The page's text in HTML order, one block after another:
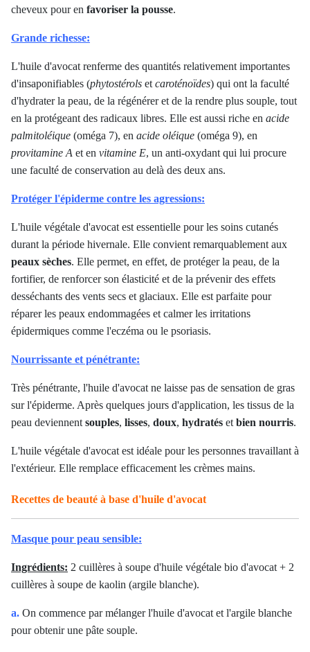
cheveux pour en favoriser la pousse.
Grande richesse:
L'huile d'avocat renferme des quantités relativement importantes
d'insaponifiables (phytostérols et caroténoïdes) qui ont la faculté
d'hydrater la peau, de la régénérer et de la rendre plus souple, tout
en la protégeant des radicaux libres. Elle est aussi riche en acide
palmitoléique (oméga 7), en acide oléique (oméga 9), en
provitamine A et en vitamine E, un anti-oxydant qui lui procure
une faculté de conservation au delà des deux ans.
Protéger l'épiderme contre les agressions:
L'huile végétale d'avocat est essentielle pour les soins cutanés
durant la période hivernale. Elle convient remarquablement aux
peaux sèches. Elle permet, en effet, de protéger la peau, de la
fortifier, de renforcer son élasticité et de la prévenir des effets
desséchants des vents secs et glaciaux. Elle est parfaite pour
réparer les peaux endommagées et calmer les irritations
épidermiques comme l'eczéma ou le psoriasis.
Nourrissante et pénétrante:
Très pénétrante, l'huile d'avocat ne laisse pas de sensation de gras
sur l'épiderme. Après quelques jours d'application, les tissus de la
peau deviennent souples, lisses, doux, hydratés et bien nourris.
L'huile végétale d'avocat est idéale pour les personnes travaillant à
l'extérieur. Elle remplace efficacement les crèmes mains.
Recettes de beauté à base d'huile d'avocat
Masque pour peau sensible:
Ingrédients: 2 cuillères à soupe d'huile végétale bio d'avocat + 2
cuillères à soupe de kaolin (argile blanche).
a. On commence par mélanger l'huile d'avocat et l'argile blanche
pour obtenir une pâte souple.